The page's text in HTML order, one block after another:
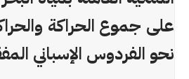
على جموع الحراكة
نحو الفردوس الإسباني